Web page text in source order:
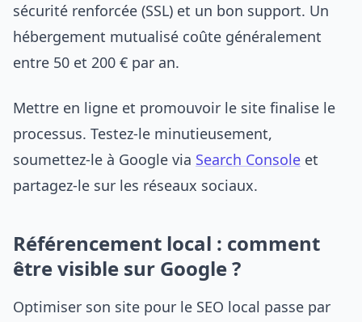
sécurité renforcée (SSL) et un bon support. Un
hébergement mutualisé coûte généralement
entre 50 et 200 € par an.
Mettre en ligne et promouvoir le site finalise le
processus. Testez-le minutieusement,
soumettez-le à Google via Search Console et
partagez-le sur les réseaux sociaux.
Référencement local : comment
être visible sur Google ?
Optimiser son site pour le SEO local passe par